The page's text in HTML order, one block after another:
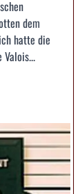
dem
hatte die